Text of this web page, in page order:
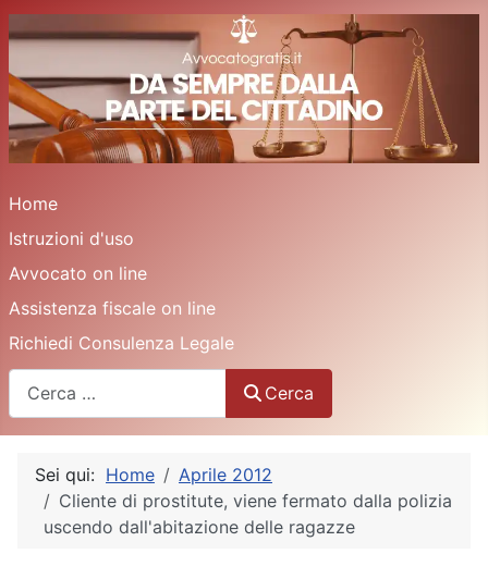
Home
Istruzioni d'uso
Avvocato on line
Assistenza fiscale on line
Richiedi Consulenza Legale
Cerca
Sei qui: Home
Aprile 2012
Cliente di prostitute, viene fermato dalla polizia
uscendo dall'abitazione delle ragazze